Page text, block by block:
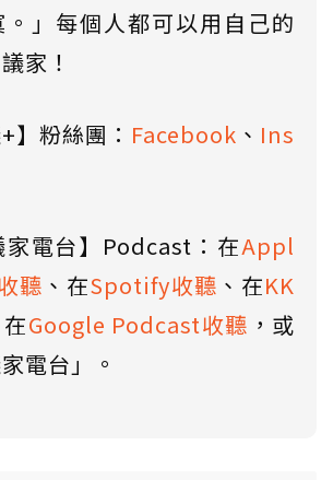
」每個人都可以用自己的
家！
】粉絲團： Facebook 、 Ins
電台】Podcast：在Appl
聽 、在Spotify收聽 、在KK
在Google Podcast收聽 ，或
電台」。